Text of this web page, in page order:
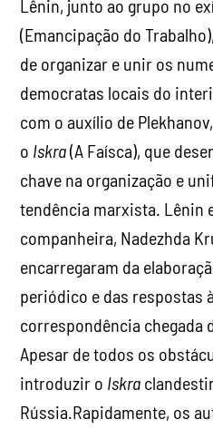
Lênin, junto ao grupo no
(Emancipação do
de organizar e unir os
democratas locais do
com o auxílio de
o Iskra(A Faísca), que
chave na organização e
tendência marxista. Lênin
companheira, Nadezhda
encarregaram da
periódico e das respostas
correspondência chegada
Apesar de todos os
introduzir o Iskra
Rússia.Rapidamente, os